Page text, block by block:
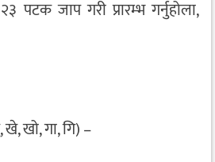
पटक जाप गरी प्रारम्भ गर्नुहोला,
खो, गा, गि) –